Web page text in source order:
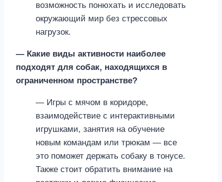
возможность понюхать и исследовать
окружающий мир без стрессовых
нагрузок.
— Какие виды активности наиболее
подходят для собак, находящихся в
ограниченном пространстве?
— Игры с мячом в коридоре,
взаимодействие с интерактивными
игрушками, занятия на обучение
новым командам или трюкам — все
это поможет держать собаку в тонусе.
Также стоит обратить внимание на